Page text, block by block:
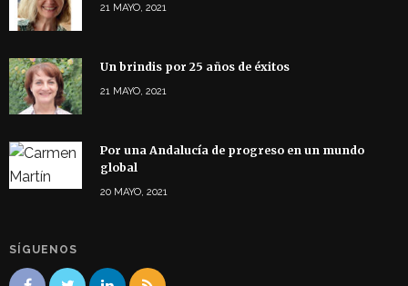
21 MAYO, 2021
Un brindis por 25 años de éxitos
21 MAYO, 2021
Por una Andalucía de progreso en un mundo
global
20 MAYO, 2021
SÍGUENOS